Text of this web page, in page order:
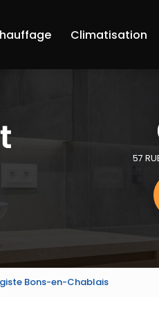
Climatisation
57
Bons-en-Chablais